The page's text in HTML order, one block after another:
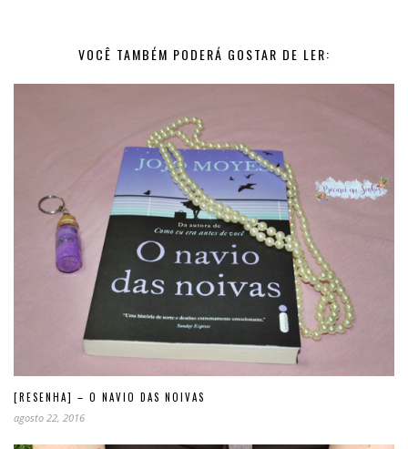
VOCÊ TAMBÉM PODERÁ GOSTAR DE LER:
[RESENHA] – O NAVIO DAS NOIVAS
agosto 22, 2016